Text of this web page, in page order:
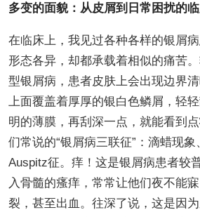
多变的面貌：从皮屑到日常困扰的
在临床上，我见过各种各样的银屑
形态各异，却都承载着相似的痛苦
型银屑病，患者皮肤上会出现边界
上面覆盖着厚厚的银白色鳞屑，轻
明的薄膜，再刮深一点，就能看到
们常说的“银屑病三联征”：滴蜡现
Auspitz征。痒！这是银屑病患者较
入骨髓的瘙痒，常常让他们夜不能
裂，甚至出血。往深了说，这是因